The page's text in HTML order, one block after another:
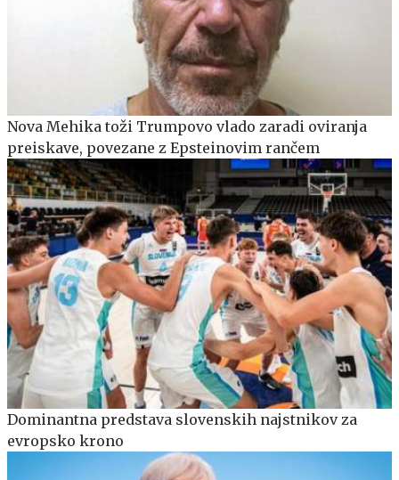
Nova Mehika toži Trumpovo vlado zaradi oviranja
preiskave, povezane z Epsteinovim rančem
Dominantna predstava slovenskih najstnikov za
evropsko krono